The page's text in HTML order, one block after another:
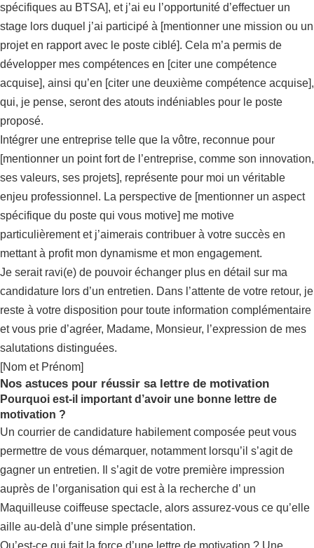
spécifiques au BTSA], et j’ai eu l’opportunité d’effectuer un
stage lors duquel j’ai participé à [mentionner une mission ou un
projet en rapport avec le poste ciblé]. Cela m’a permis de
développer mes compétences en [citer une compétence
acquise], ainsi qu’en [citer une deuxième compétence acquise],
qui, je pense, seront des atouts indéniables pour le poste
proposé.
Intégrer une entreprise telle que la vôtre, reconnue pour
[mentionner un point fort de l’entreprise, comme son innovation,
ses valeurs, ses projets], représente pour moi un véritable
enjeu professionnel. La perspective de [mentionner un aspect
spécifique du poste qui vous motive] me motive
particulièrement et j’aimerais contribuer à votre succès en
mettant à profit mon dynamisme et mon engagement.
Je serait ravi(e) de pouvoir échanger plus en détail sur ma
candidature lors d’un entretien. Dans l’attente de votre retour, je
reste à votre disposition pour toute information complémentaire
et vous prie d’agréer, Madame, Monsieur, l’expression de mes
salutations distinguées.
[Nom et Prénom]
Nos astuces pour réussir sa lettre de motivation
Pourquoi est-il important d’avoir une bonne lettre de
motivation ?
Un courrier de candidature habilement composée peut vous
permettre de vous démarquer, notamment lorsqu’il s’agit de
gagner un entretien. Il s’agit de votre première impression
auprès de l’organisation qui est à la recherche d’ un
Maquilleuse coiffeuse spectacle, alors assurez-vous ce qu’elle
aille au-delà d’une simple présentation.
Qu’est-ce qui fait la force d’une lettre de motivation ? Une